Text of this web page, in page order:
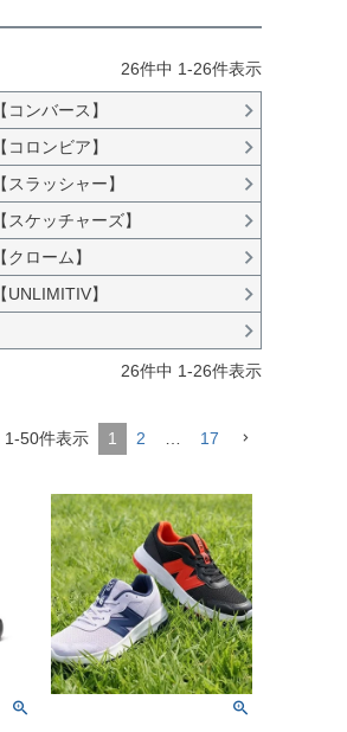
26件中 1-26件表示
【コンバース】
【コロンビア】
【スラッシャー】
【スケッチャーズ】
【クローム】
【UNLIMITIV】
26件中 1-26件表示
1-50件表示 1 2 17